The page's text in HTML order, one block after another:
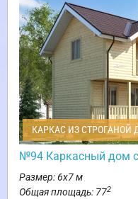
КАРКАС ИЗ СТРОГАНОЙ
№94 Каркасный дом
Размер: 6х7 м
Общая площадь: 772